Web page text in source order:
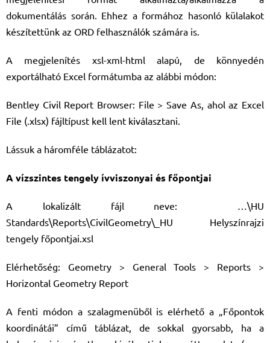
dokumentálás során. Ehhez a formához hasonló külalakot
készítettünk az ORD felhasználók számára is.
A megjelenítés xsl-xml-html alapú, de könnyedén
exportálható Excel formátumba az alábbi módon:
Bentley Civil Report Browser: File > Save As, ahol az Excel
File (.xlsx) fájltípust kell lent kiválasztani.
Lássuk a háromféle táblázatot:
A vízszintes tengely ívviszonyai és főpontjai
A lokalizált fájl neve: …\HU
Standards\Reports\CivilGeometry\_HU Helyszínrajzi
tengely főpontjai.xsl
Elérhetőség: Geometry > General Tools > Reports >
Horizontal Geometry Report
A fenti módon a szalagmenüből is elérhető a „Főpontok
koordinátái” című táblázat, de sokkal gyorsabb, ha a